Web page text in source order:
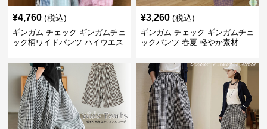
¥4,760 (税込)
ギンガム チェック ギンガムチェ
ック柄ワイドパンツ ハイウエス
¥3,260 (税込)
ギンガム チェック ギンガムチェ
ックパンツ 春夏 軽やか素材